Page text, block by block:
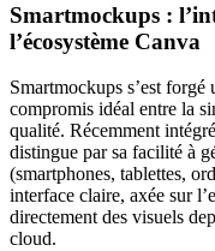
Smartmockups :
l’écosystème Canva
Smartmockups s’est
compromis idéal entre la
qualité. Récemment
distingue par sa facilité à
(smartphones, tablettes,
interface claire, axée sur
directement des visuels
cloud.